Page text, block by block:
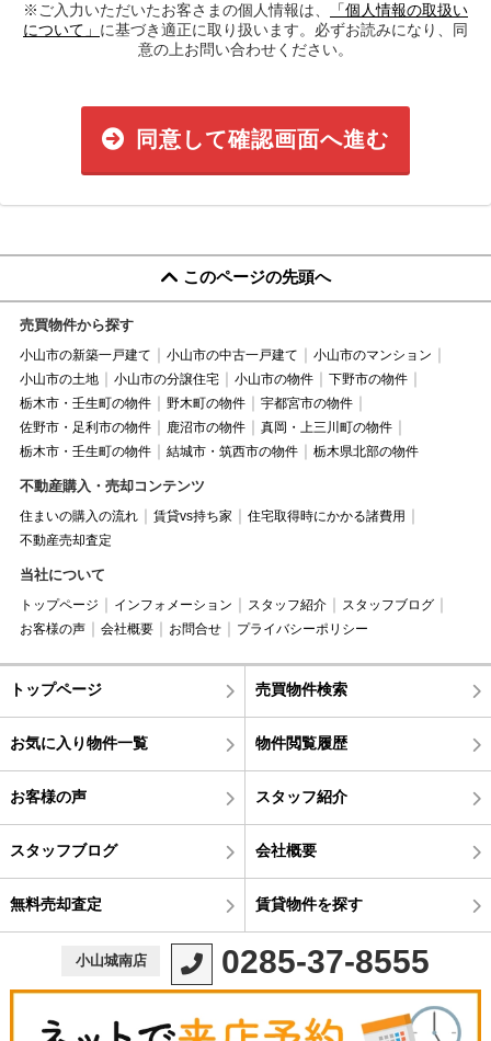
※ご入力いただいたお客さまの個人情報は、
「個人情報の取扱い
について」 に基づき適正に取り扱います。必ずお読みになり、同
意の上お問い合わせください。
同意して確認画面へ進む
このページの先頭へ
売買物件から探す
小山市の新築一戸建て 小山市の中古一戸建て
小山市のマンション
小山市の土地
小山市の分譲住宅 小山市の物件
下野市の物件
栃木市・壬生町の物件
野木町の物件
宇都宮市の物件
佐野市・足利市の物件
鹿沼市の物件
真岡・上三川町の物件
栃木市・壬生町の物件
結城市・筑西市の物件 栃木県北部の物件
不動産購入・売却コンテンツ
住まいの購入の流れ 賃貸vs持ち家
住宅取得時にかかる諸費用
不動産売却査定
当社について
トップページ インフォメーション スタッフ紹介
スタッフブログ
お客様の声
会社概要 お問合せ プライバシーポリシー
トップページ 売買物件検索
お気に入り物件一覧 物件閲覧履歴
お客様の声 スタッフ紹介
スタッフブログ 会社概要
無料売却査定 賃貸物件を探す
小山城南店 0285-37-8555